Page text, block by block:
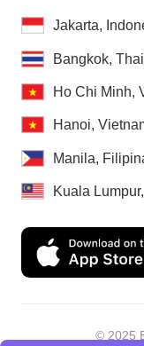
Jakarta,
Bangkok,
Ho Chi Minh,
Hanoi,
Manila,
Kuala
© 2025